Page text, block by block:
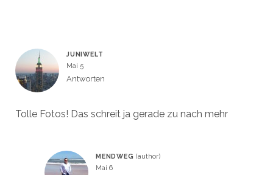
JUNIWELT
Mai 5
Antworten
Tolle Fotos! Das schreit ja gerade zu nach mehr
MENDWEG
Mai 6